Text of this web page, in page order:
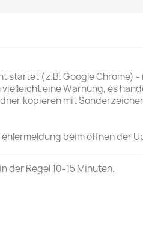
startet (z.B. Google Chrome)
eine Warnung, es
kopieren mit
beim öffnen der
der Regel 10-15 Minuten.